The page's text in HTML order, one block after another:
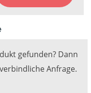
gefunden? Dann
Anfrage.